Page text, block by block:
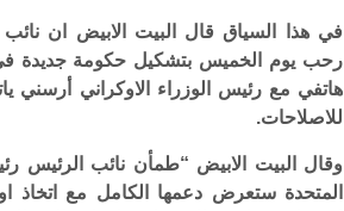
في هذا السياق قال البيت الابيض ان نائب
رحب يوم الخميس بتشكيل حكومة جديدة في
هاتفي مع رئيس الوزراء الاوكراني أرسني
للاصلاحات.
وقال البيت الابيض “طمأن نائب الرئيس
المتحدة ستعرض دعمها الكامل مع اتخاذ